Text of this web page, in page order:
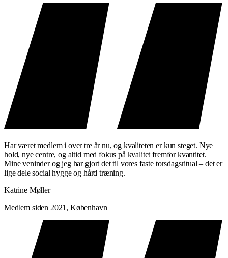
Har været medlem i over tre år nu, og kvaliteten er kun steget. Nye
hold, nye centre, og altid med fokus på kvalitet fremfor kvantitet.
Mine veninder og jeg har gjort det til vores faste torsdagsritual – det er
lige dele social hygge og hård træning.
Katrine Møller
Medlem siden 2021, København